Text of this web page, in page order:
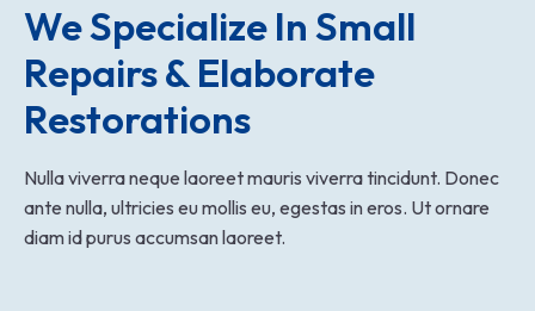
We Specialize In Small
Repairs & Elaborate
Restorations
Nulla viverra neque laoreet mauris viverra tincidunt. Donec
ante nulla, ultricies eu mollis eu, egestas in eros. Ut ornare
diam id purus accumsan laoreet.